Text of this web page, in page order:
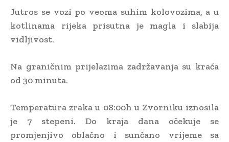
Jutros se vozi po veoma suhim kolovozima, a u
kotlinama rijeka prisutna je magla i slabija
vidljivost.
Na graničnim prijelazima zadržavanja su kraća
od 30 minuta.
Temperatura zraka u 08:00h u Zvorniku iznosila
je 7 stepeni. Do kraja dana očekuje se
promjenjivo oblačno i sunčano vrijeme sa